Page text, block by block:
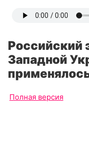
Российский
Западной
Полная версия